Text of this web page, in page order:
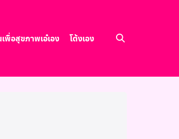
พื่อสุขภาพเอ๋เอง โต้งเอง